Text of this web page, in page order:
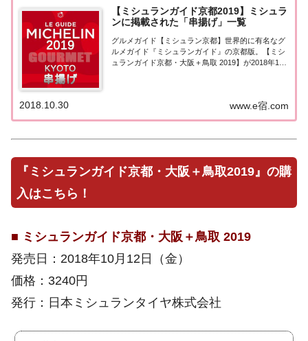
【ミシュランガイド京都2019】ミシュラ
ンに掲載された「串揚げ」一覧
グルメガイド【ミシュラン京都】世界的に有名なグ
ルメガイド『ミシュランガイド』の京都版。【ミシ
ュランガイド京都・大阪＋鳥取 2019】が2018年10
www.e宿.com
2018.10.30
『ミシュランガイド京都・大阪＋鳥取2019』の購
入はこちら！
■ ミシュランガイド京都・大阪＋鳥取 2019
発売日：2018年10月12日（金）
価格：3240円
発行：日本ミシュランタイヤ株式会社